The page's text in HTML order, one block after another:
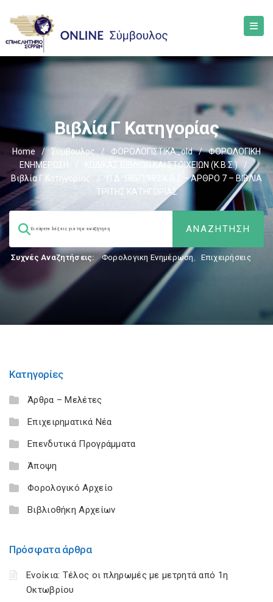
Βιβλία Γ Κατηγορίας
Home / Σύμβουλος / ΦΟΡΟΛΟΓΙΣΤΙΚΑ_old /
ΦΟΡΟΛΟΓΙΚΗ
ΕΝΗΜΕΡΩΣΗ
ΚΩΔΙΚΑΣ ΒΙΒΛΙΩΝ ΚΑΙ ΣΤΟΙΧΕΙΩΝ (Κ.Β.Σ.)
/
Βιβλία Γ Κατηγορίας
/
Π.Δ. 186/1992 Κ.Β.Σ – ΑΡΘΡΟ 7 – ΒΙΒΛΙΑ
ΤΡΙΤΗΣ ΚΑΤΗΓΟΡΙΑΣ
Συχνές Αναζητήσεις: Φορολογικη Ενημέρωση, Επιχειρήσεις
Κατηγορίες
Άρθρα – Μελέτες
Επιχειρηματικά Νέα
Επενδυτικά Προγράμματα
Άποψη
Φορολογικό Αρχείο
Βιβλιοθήκη Αρχείων
Πρόσφατα άρθρα
Ενοίκια: Τέλος οι πληρωμές με μετρητά από 1η
Οκτωβρίου